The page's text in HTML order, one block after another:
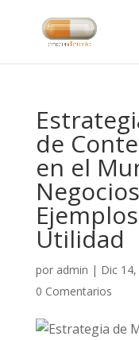
de
en el
Utilidad
por admin | Dic
0 Comentarios